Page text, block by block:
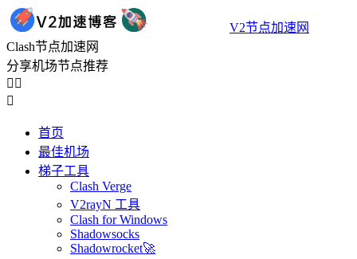
V2节点加速网
Clash节点加速网
分享机场节点推荐
 

首页
最佳机场
梯子工具
Clash Verge
V2rayN 工具
Clash for Windows
Shadowsocks
Shadowrocket🚀